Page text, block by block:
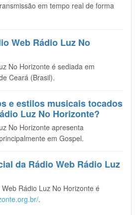
em tempo real de forma
Web Rádio Luz No
No Horizonte é sediada em
Ceará (Brasil).
e estilos musicais tocados
Luz No Horizonte?
No Horizonte apresenta
em Gospel.
da Rádio Web Rádio Luz
Rádio Luz No Horizonte é
.